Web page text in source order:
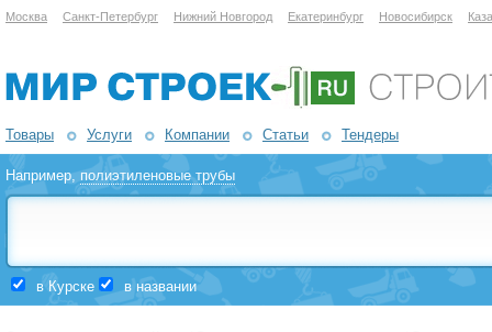
Москва Санкт-Петербург Нижний Новгород Екатеринбург Новосибирск
Товары Услуги Компании Статьи Тендеры
Например,полиэтиленовые трубы
в Курске в названии